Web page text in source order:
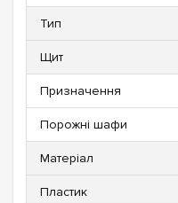
Тип
Щит
Призначення
Порожні шафи
Матеріал
Пластик